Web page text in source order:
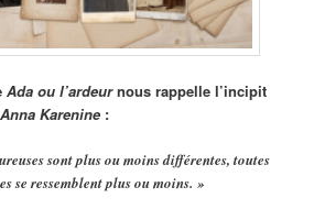
Ada ou l’ardeurnous rappelle l’incipit
Anna Karenine :
sont plus ou moins différentes, toutes
se ressemblent plus ou moins. »